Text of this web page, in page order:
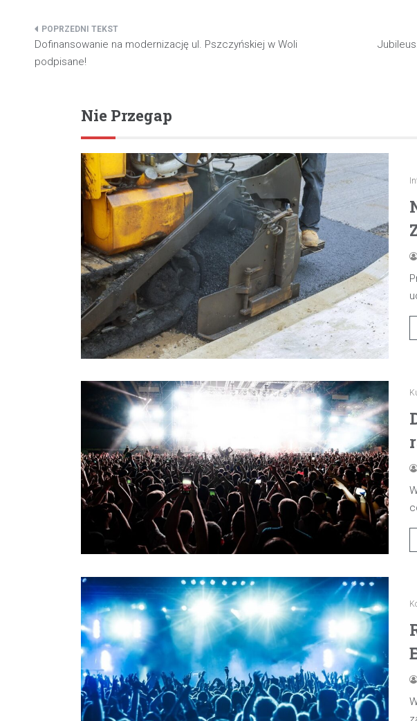
Nawigacja
wpisu
Dofinansowanie na modernizację ul. Pszczyńskiej w Woli
podpisane!
Nie Przegap